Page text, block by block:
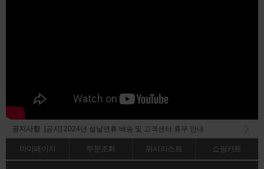
공지사항 [공지] 2024년 설날연휴 배송 및 고객센터 휴무 안내
마이페이지 주문조회 위시리스트 쇼핑카트